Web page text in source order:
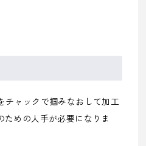
チャックで掴みなおして加工
めの人手が必要になりま